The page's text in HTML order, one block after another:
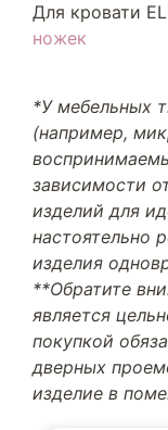
Для кровати
ножек
*У мебельных
(например,
зависимости
изделий для
настоятельно
изделия
**Обратите
является
покупкой
дверных
изделие в